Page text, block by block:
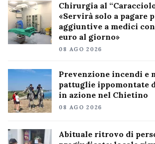
Chirurgia al
«Servirà solo a pagare
aggiuntive a medici
euro al giorno»
08 AGO 2026
Prevenzione incendi e
pattuglie ippomontate
in azione nel Chietino
08 AGO 2026
Abituale ritrovo di